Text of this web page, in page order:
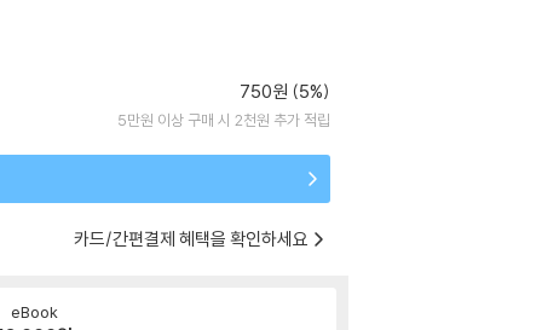
750원 (5%)
5만원 이상 구매 시 2천원 추가 적립
카드/간편결제 혜택을 확인하세요
eBook